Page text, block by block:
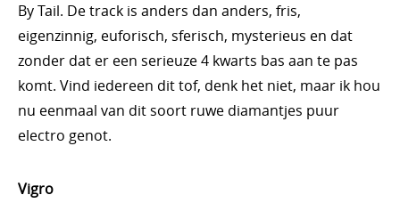
By Tail. De track is anders dan anders, fris,
eigenzinnig, euforisch, sferisch, mysterieus en dat
zonder dat er een serieuze 4 kwarts bas aan te pas
komt. Vind iedereen dit tof, denk het niet, maar ik hou
nu eenmaal van dit soort ruwe diamantjes puur
electro genot.
Vigro